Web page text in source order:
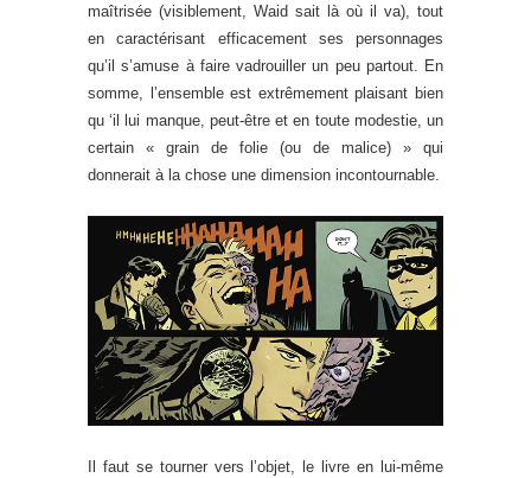
maîtrisée (visiblement, Waid sait là où il va), tout
en caractérisant efficacement ses personnages
qu’il s’amuse à faire vadrouiller un peu partout. En
somme, l’ensemble est extrêmement plaisant bien
qu ‘il lui manque, peut-être et en toute modestie, un
certain « grain de folie (ou de malice) » qui
donnerait à la chose une dimension incontournable.
Il faut se tourner vers l’objet, le livre en lui-même